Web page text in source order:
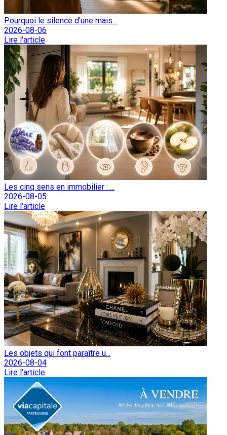
Pourquoi le silence d'une mais...
2026-08-06
Lire l'article
Les cinq sens en immobilier : ...
2026-08-05
Lire l'article
Les objets qui font paraître u...
2026-08-04
Lire l'article